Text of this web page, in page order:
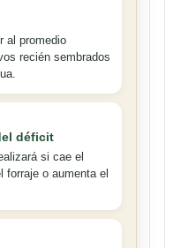
al promedio
recién sembrados
déficit
si cae el
forraje o aumenta el